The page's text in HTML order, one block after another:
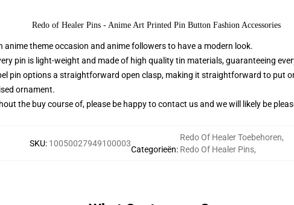
Redo of Healer Pins - Anime Art Printed Pin Button Fashion Accessories
theme occasion and anime followers to have a modern look.
pin is light-weight and made of high quality tin materials, guaranteeing
pin options a straightforward open clasp, making it straightforward to put
ornament.
the buy course of, please be happy to contact us and we will likely be
SKU: 10050027949100003
Categorieën:
Redo Of Healer Toebehoren,
Redo Of Healer Pins,